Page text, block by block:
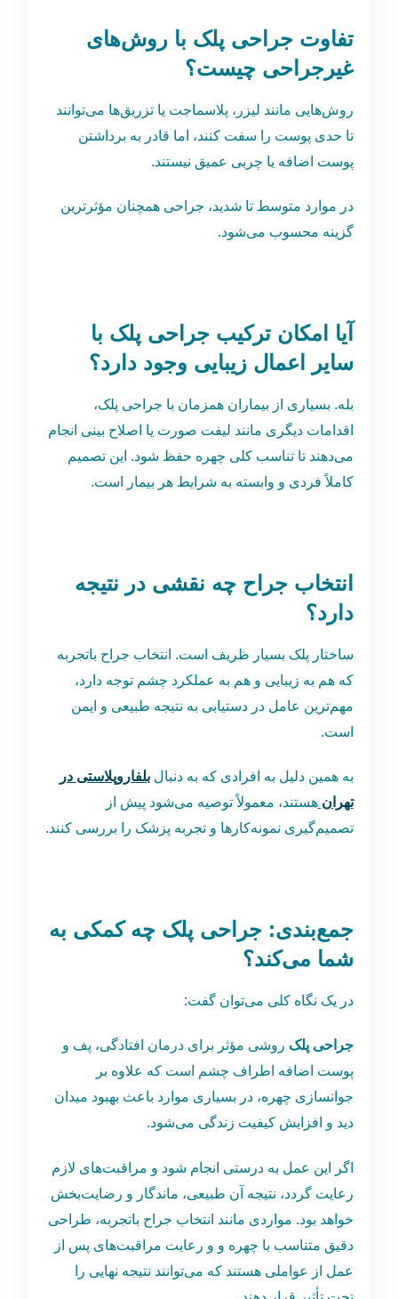
تفاوت جراحی پلک با روش‌های
غیرجراحی چیست؟
روش‌هایی مانند لیزر، پلاسماجت یا تزریق‌ها می‌توانند
تا حدی پوست را سفت کنند، اما قادر به برداشتن
پوست اضافه یا چربی عمیق نیستند.
در موارد متوسط تا شدید، جراحی همچنان مؤثرترین
گزینه محسوب می‌شود.
آیا امکان ترکیب جراحی پلک با
سایر اعمال زیبایی وجود دارد؟
بله. بسیاری از بیماران همزمان با جراحی پلک،
اقدامات دیگری مانند لیفت صورت یا اصلاح بینی انجام
می‌دهند تا تناسب کلی چهره حفظ شود. این تصمیم
کاملاً فردی و وابسته به شرایط هر بیمار است.
انتخاب جراح چه نقشی در نتیجه
دارد؟
ساختار پلک بسیار ظریف است. انتخاب جراح باتجربه
که هم به زیبایی و هم به عملکرد چشم توجه دارد،
مهم‌ترین عامل در دستیابی به نتیجه طبیعی و ایمن
است.
به همین دلیل به افرادی که به دنبالبلفاروپلاستی در
تهرانهستند، معمولاً توصیه می‌شود پیش از
تصمیم‌گیری نمونه‌کارها و تجربه پزشک را بررسی کنند.
جمع‌بندی: جراحی پلک چه کمکی به
شما می‌کند؟
در یک نگاه کلی می‌توان گفت:
جراحی پلک روشی مؤثر برای درمان افتادگی، پف و
پوست اضافه اطراف چشم است که علاوه بر
جوانسازی چهره، در بسیاری موارد باعث بهبود میدان
دید و افزایش کیفیت زندگی می‌شود.
اگر این عمل به‌ درستی انجام شود و مراقبت‌های لازم
رعایت گردد، نتیجه آن طبیعی، ماندگار و رضایت‌بخش
خواهد بود. مواردی مانند انتخاب جراح باتجربه، طراحی
دقیق متناسب با چهره و و رعایت مراقبت‌های پس از
عمل از عواملی هستند که می‌توانند نتیجه نهایی را